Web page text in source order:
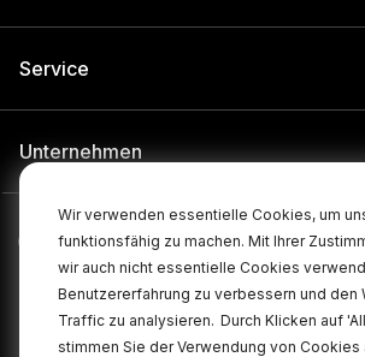
Wir verwenden essentielle Cookies, um
funktionsfähig zu machen. Mit Ihrer
wir auch nicht essentielle Cookies
Benutzererfahrung zu verbessern und den
Traffic zu analysieren. Durch Klicken auf
stimmen Sie der Verwendung von Cookies
Service
Unternehmen